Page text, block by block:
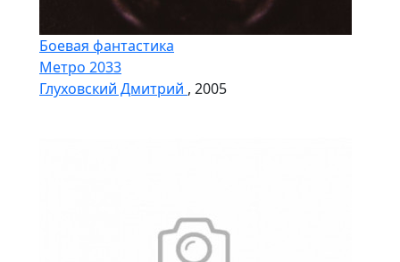
Боевая фантастика
Метро 2033
Глуховский Дмитрий , 2005